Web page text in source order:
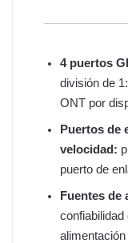
4 puertos
división de
ONT por
Puertos de
velocidad:
puerto de
Fuentes de